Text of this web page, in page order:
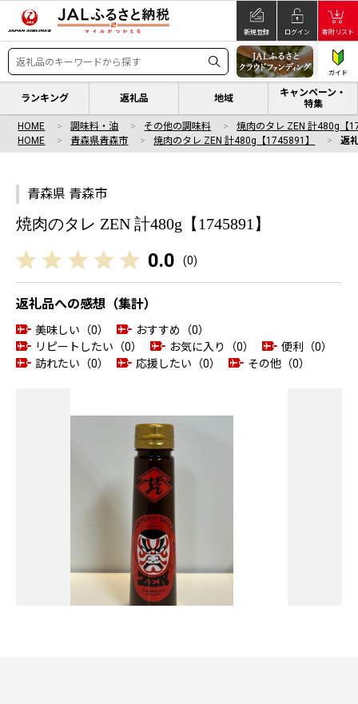
新規登録 ログイン 寄附リスト
ガイド
ランキング 返礼品 地域
キャンペーン・
特集
HOME 調味料・油 その他の調味料
焼肉のタレ ZEN 計480g【
HOME
青森県青森市 焼肉のタレ ZEN 計480g【1745891】 返
青森県 青森市
焼肉のタレ ZEN 計480g【1745891】
0.0 (0)
返礼品への感想（集計）
美味しい（0）
おすすめ（0）
リピートしたい（0）
お気に入り（0）
便利（0）
訪れたい（0）
応援したい（0） その他（0）